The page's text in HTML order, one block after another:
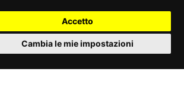
Accetto
Cambia le mie impostazioni
Share on: